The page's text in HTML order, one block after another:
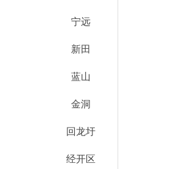
宁远
新田
蓝山
金洞
回龙圩
经开区